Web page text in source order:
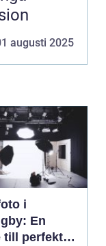
augusti 2025
i
En
till perfekta